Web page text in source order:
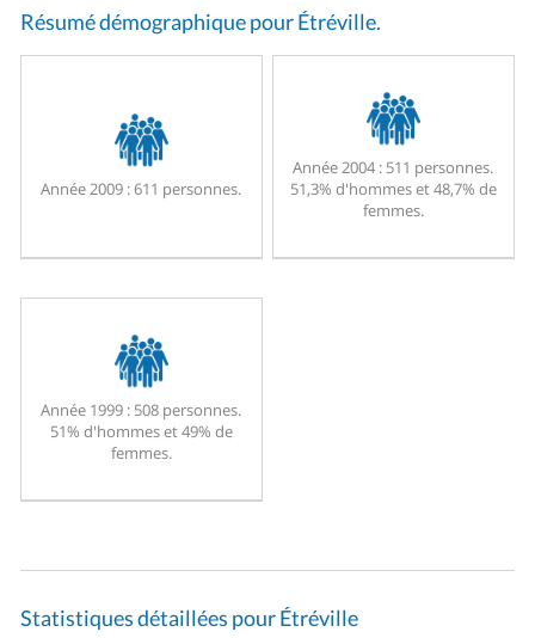
Résumé démographique pour Étréville.
Année 2009 :611 personnes.
Année 2004 : 511 personnes.
51,3% d'hommes et 48,7% de
femmes.
Année 1999 : 508 personnes.
51% d'hommes et 49% de
femmes.
Statistiques détaillées pour Étréville